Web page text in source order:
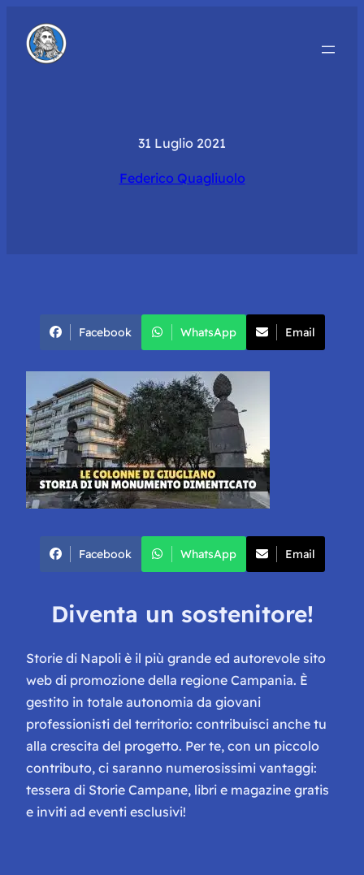
31 Luglio 2021
Federico Quagliuolo
Facebook WhatsApp Email
Facebook WhatsApp Email
Diventa un sostenitore!
Storie di Napoli è il più grande ed autorevole sito
web di promozione della regione Campania. È
gestito in totale autonomia da giovani
professionisti del territorio: contribuisci anche tu
alla crescita del progetto. Per te, con un piccolo
contributo, ci saranno numerosissimi vantaggi:
tessera di Storie Campane, libri e magazine gratis
e inviti ad eventi esclusivi!